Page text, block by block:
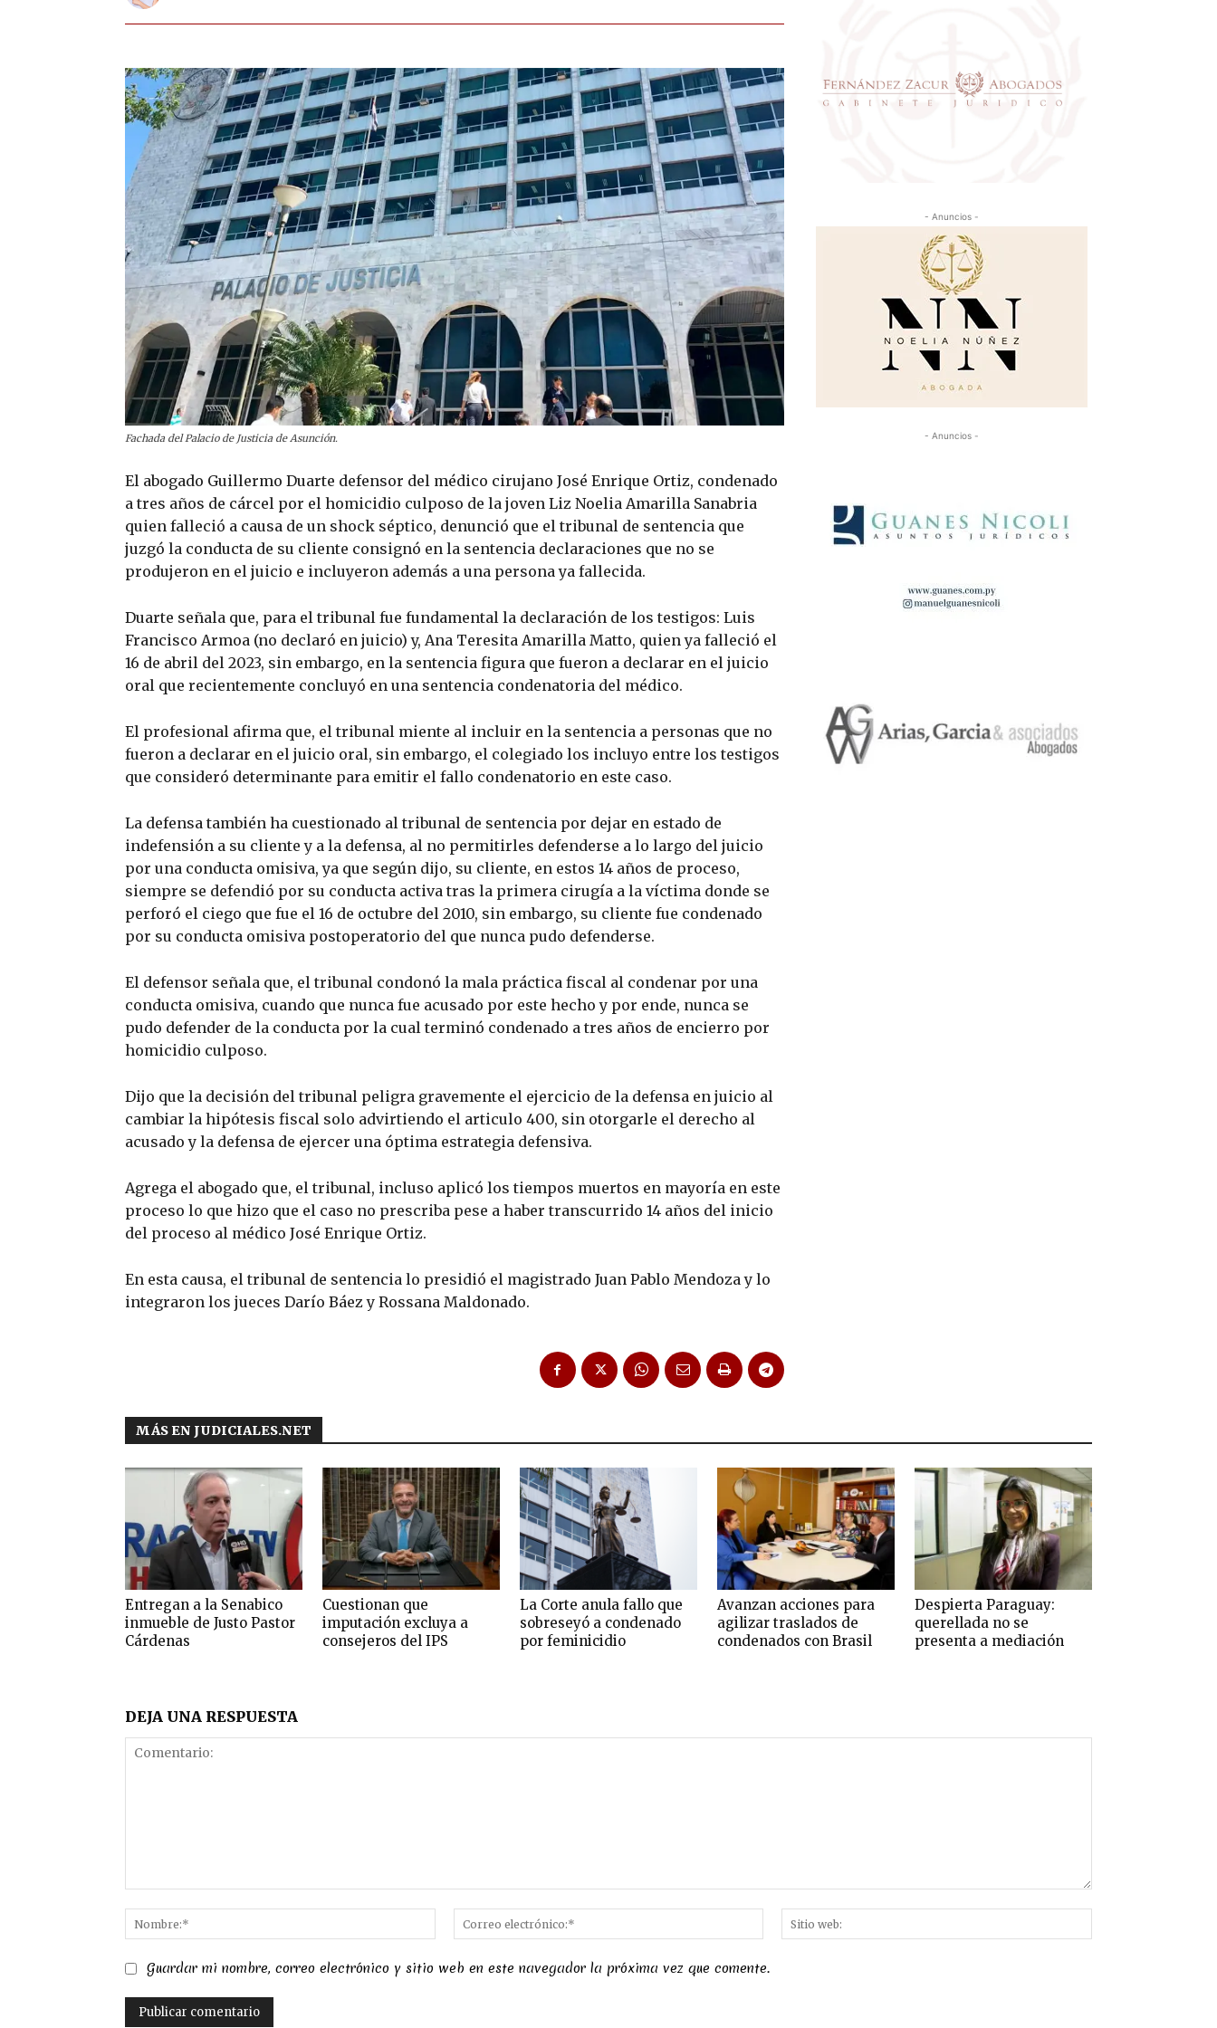
Fachada del Palacio de Justicia de Asunción.
El abogado Guillermo Duarte defensor del médico cirujano José Enrique Ortiz, condenado
a tres años de cárcel por el homicidio culposo de la joven Liz Noelia Amarilla Sanabria
quien falleció a causa de un shock séptico, denunció que el tribunal de sentencia que
juzgó la conducta de su cliente consignó en la sentencia declaraciones que no se
produjeron en el juicio e incluyeron además a una persona ya fallecida.
Duarte señala que, para el tribunal fue fundamental la declaración de los testigos: Luis
Francisco Armoa (no declaró en juicio) y, Ana Teresita Amarilla Matto, quien ya falleció el
16 de abril del 2023, sin embargo, en la sentencia figura que fueron a declarar en el juicio
oral que recientemente concluyó en una sentencia condenatoria del médico.
El profesional afirma que, el tribunal miente al incluir en la sentencia a personas que no
fueron a declarar en el juicio oral, sin embargo, el colegiado los incluyo entre los testigos
que consideró determinante para emitir el fallo condenatorio en este caso.
La defensa también ha cuestionado al tribunal de sentencia por dejar en estado de
indefensión a su cliente y a la defensa, al no permitirles defenderse a lo largo del juicio
por una conducta omisiva, ya que según dijo, su cliente, en estos 14 años de proceso,
siempre se defendió por su conducta activa tras la primera cirugía a la víctima donde se
perforó el ciego que fue el 16 de octubre del 2010, sin embargo, su cliente fue condenado
por su conducta omisiva postoperatorio del que nunca pudo defenderse.
El defensor señala que, el tribunal condonó la mala práctica fiscal al condenar por una
conducta omisiva, cuando que nunca fue acusado por este hecho y por ende, nunca se
pudo defender de la conducta por la cual terminó condenado a tres años de encierro por
homicidio culposo.
Dijo que la decisión del tribunal peligra gravemente el ejercicio de la defensa en juicio al
cambiar la hipótesis fiscal solo advirtiendo el articulo 400, sin otorgarle el derecho al
acusado y la defensa de ejercer una óptima estrategia defensiva.
Agrega el abogado que, el tribunal, incluso aplicó los tiempos muertos en mayoría en este
proceso lo que hizo que el caso no prescriba pese a haber transcurrido 14 años del inicio
del proceso al médico José Enrique Ortiz.
En esta causa, el tribunal de sentencia lo presidió el magistrado Juan Pablo Mendoza y lo
integraron los jueces Darío Báez y Rossana Maldonado.
- Anuncios -
- Anuncios -
MÁS EN JUDICIALES.NET
Entregan a la Senabico
inmueble de Justo Pastor
Cárdenas
Cuestionan que
imputación excluya a
consejeros del IPS
La Corte anula fallo que
sobreseyó a condenado
por feminicidio
Avanzan acciones para
agilizar traslados de
condenados con Brasil
Despierta Paraguay:
querellada no se
presenta a mediación
DEJA UNA RESPUESTA
Nombre:*
Correo
electrónico:*
web:
Guardar mi nombre, correo electrónico y sitio web en este navegador la próxima vez que comente.